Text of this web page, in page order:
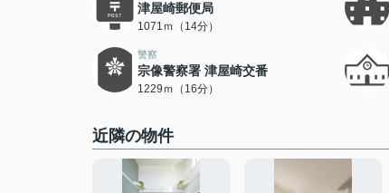
津屋崎郵便局
1071ｍ（14分）
警察
宗像警察署 津屋崎交番
1229ｍ（16分）
近隣の物件